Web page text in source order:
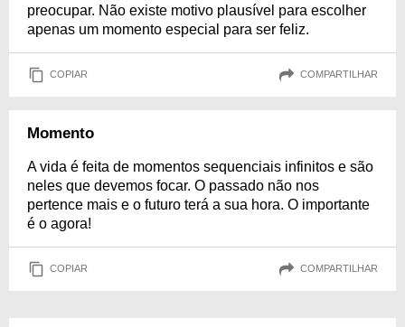
preocupar. Não existe motivo plausível para escolher
apenas um momento especial para ser feliz.
COPIAR COMPARTILHAR
Momento
A vida é feita de momentos sequenciais infinitos e são
neles que devemos focar. O passado não nos
pertence mais e o futuro terá a sua hora. O importante
é o agora!
COPIAR COMPARTILHAR